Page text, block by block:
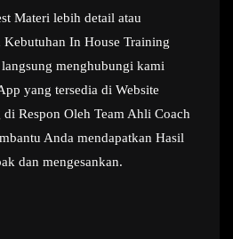
Materi lebih detail atau
Kebutuhan In House Training
menghubungi kami
yang tersedia di Website
Respon Oleh Team Ahli Coach
Anda mendapatkan Hasil
dan mengesankan.